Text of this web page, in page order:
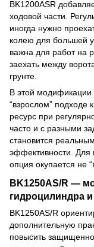
BK1200ASR
ходовой части.
иногда нужно
колею для большей
важна для работ на
заехать между
грунте.
В этой
“взрослом” подходе
ресурс при
часто и с разными
становится
эффективности. Для
опция окупается не
BK1250AS/R —
гидроцилиндра
BK1250AS/R
дополнительную
повысить